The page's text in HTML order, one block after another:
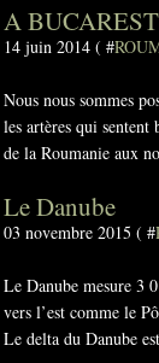
A BUCAREST
14 juin 2014 ( #
Nous nous sommes
les artères qui
de la Roumanie aux
Le Danube
03 novembre 2015 ( #
Le Danube mesure 3
vers l’est comme le
Le delta du Danube